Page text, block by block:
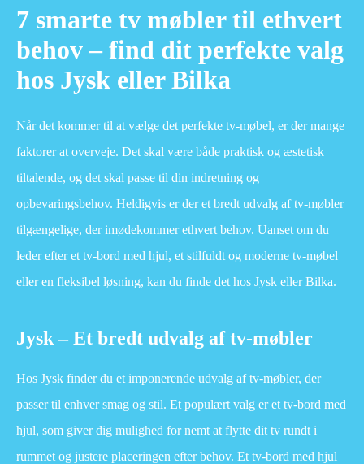
7 smarte tv møbler til ethvert
behov – find dit perfekte valg
hos Jysk eller Bilka
Når det kommer til at vælge det perfekte tv-møbel, er der mange
faktorer at overveje. Det skal være både praktisk og æstetisk
tiltalende, og det skal passe til din indretning og
opbevaringsbehov. Heldigvis er der et bredt udvalg af tv-møbler
tilgængelige, der imødekommer ethvert behov. Uanset om du
leder efter et tv-bord med hjul, et stilfuldt og moderne tv-møbel
eller en fleksibel løsning, kan du finde det hos Jysk eller Bilka.
Jysk – Et bredt udvalg af tv-møbler
Hos Jysk finder du et imponerende udvalg af tv-møbler, der
passer til enhver smag og stil. Et populært valg er et tv-bord med
hjul, som giver dig mulighed for nemt at flytte dit tv rundt i
rummet og justere placeringen efter behov. Et tv-bord med hjul